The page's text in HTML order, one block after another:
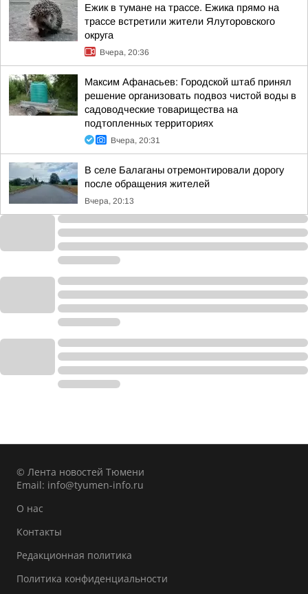
Ежик в тумане на трассе. Ежика прямо на
трассе встретили жители Ялуторовского
округа
Вчера, 20:36
Максим Афанасьев: Городской штаб принял
решение организовать подвоз чистой воды в
садоводческие товарищества на
подтопленных территориях
Вчера, 20:31
В селе Балаганы отремонтировали дорогу
после обращения жителей
Вчера, 20:13
© Лента новостей Тюмени
Email: info@tyumen-info.ru
О нас
Контакты
Редакционная политика
Политика конфиденциальности